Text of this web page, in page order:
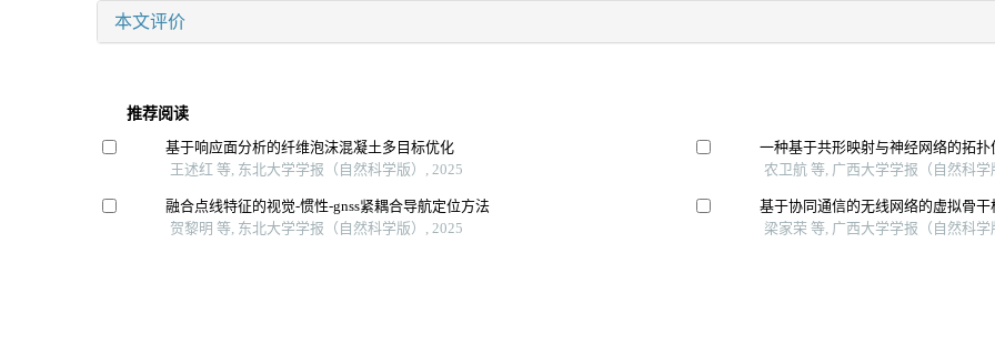
本文评价
推荐阅读
基于响应面分析的纤维泡沫混凝土多目标优化
王述红 等, 东北大学学报（自然科学版）, 2025
融合点线特征的视觉-惯性-gnss紧耦合导航定位方法
贺黎明 等, 东北大学学报（自然科学版）, 2025
一种基于共形映射与神经网络的拓扑
农卫航 等, 广西大学学报（自然科学
基于协同通信的无线网络的虚拟骨干
梁家荣 等, 广西大学学报（自然科学